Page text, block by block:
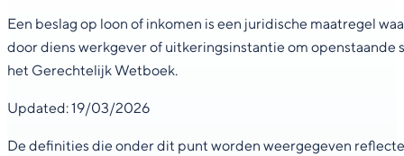
Een beslag op loon of inkomen is een juridische maatregel
door diens werkgever of uitkeringsinstantie om openstaande
het Gerechtelijk Wetboek.
Updated: 19/03/2026
De definities die onder dit punt worden weergegeven